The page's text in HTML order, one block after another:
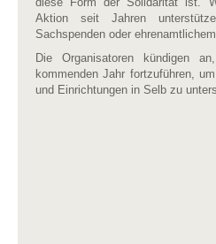
Aktion seit Jahren
Sachspenden oder
Die Organisatoren kündigen
kommenden Jahr fortzuführen,
und Einrichtungen in Selb zu